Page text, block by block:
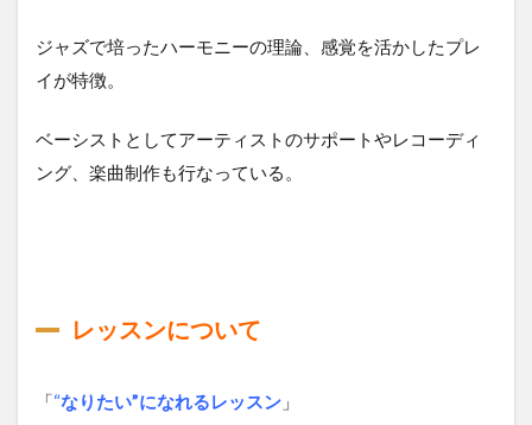
ジャズで培ったハーモニーの理論、感覚を活かしたプレ
イが特徴。
ベーシストとしてアーティストのサポートやレコーディ
ング、楽曲制作も行なっている。
レッスンについて
「“なりたい”になれるレッスン 」